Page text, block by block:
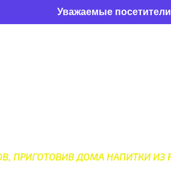
ПРИГОТОВИВ ДОМА НАПИТКИ
Уважаемые посетители! На